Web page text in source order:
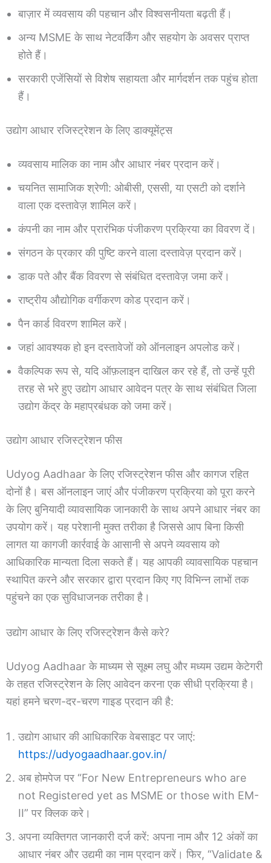
बाज़ार में व्यवसाय की पहचान और विश्वसनीयता बढ़ती हैं।
अन्य MSME के साथ नेटवर्किंग और सहयोग के अवसर प्राप्त
होते हैं।
सरकारी एजेंसियों से विशेष सहायता और मार्गदर्शन तक पहुंच होता
हैं।
उद्योग आधार रजिस्ट्रेशन के लिए डाक्यूमेंट्स
व्यवसाय मालिक का नाम और आधार नंबर प्रदान करें।
चयनित सामाजिक श्रेणी: ओबीसी, एससी, या एसटी को दर्शाने
वाला एक दस्तावेज़ शामिल करें।
कंपनी का नाम और प्रारंभिक पंजीकरण प्रक्रिया का विवरण दें।
संगठन के प्रकार की पुष्टि करने वाला दस्तावेज़ प्रदान करें।
डाक पते और बैंक विवरण से संबंधित दस्तावेज़ जमा करें।
राष्ट्रीय औद्योगिक वर्गीकरण कोड प्रदान करें।
पैन कार्ड विवरण शामिल करें।
जहां आवश्यक हो इन दस्तावेजों को ऑनलाइन अपलोड करें।
वैकल्पिक रूप से, यदि ऑफ़लाइन दाखिल कर रहे हैं, तो उन्हें पूरी
तरह से भरे हुए उद्योग आधार आवेदन पत्र के साथ संबंधित जिला
उद्योग केंद्र के महाप्रबंधक को जमा करें।
उद्योग आधार रजिस्ट्रेशन फीस
Udyog Aadhaar के लिए रजिस्ट्रेशन फीस और कागज रहित
दोनों है। बस ऑनलाइन जाएं और पंजीकरण प्रक्रिया को पूरा करने
के लिए बुनियादी व्यावसायिक जानकारी के साथ अपने आधार नंबर का
उपयोग करें। यह परेशानी मुक्त तरीका है जिससे आप बिना किसी
लागत या कागजी कार्रवाई के आसानी से अपने व्यवसाय को
आधिकारिक मान्यता दिला सकते हैं। यह आपकी व्यावसायिक पहचान
स्थापित करने और सरकार द्वारा प्रदान किए गए विभिन्न लाभों तक
पहुंचने का एक सुविधाजनक तरीका है।
उद्योग आधार के लिए रजिस्ट्रेशन कैसे करे?
Udyog Aadhaar के माध्यम से सूक्ष्म लघु और मध्यम उद्यम केटेगरी
के तहत रजिस्ट्रेशन के लिए आवेदन करना एक सीधी प्रक्रिया है।
यहां हमने चरण-दर-चरण गाइड प्रदान की है:
उद्योग आधार की आधिकारिक वेबसाइट पर जाएं:
https://udyogaadhaar.gov.in/
अब होमपेज पर “For New Entrepreneurs who are
not Registered yet as MSME or those with EM-
II” पर क्लिक करे।
अपना व्यक्तिगत जानकारी दर्ज करें: अपना नाम और 12 अंकों का
आधार नंबर और उद्यमी का नाम प्रदान करें। फिर, “Validate &